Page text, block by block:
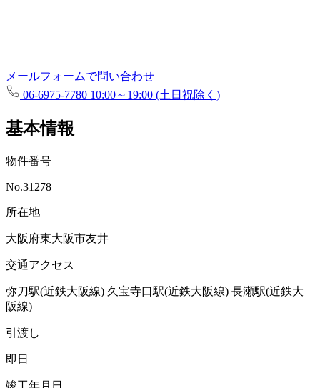
メールフォームで問い合わせ
06-6975-7780 10:00～19:00 (土日祝除く)
基本情報
物件番号
No.31278
所在地
大阪府東大阪市友井
交通アクセス
弥刀駅(近鉄大阪線) 久宝寺口駅(近鉄大阪線) 長瀬駅(近鉄大
阪線)
引渡し
即日
竣工年月日